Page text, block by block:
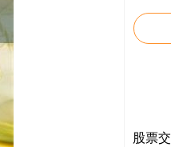
股票